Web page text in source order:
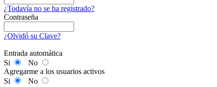
¿Todavía no se ha registrado?
Contraseña
¿Olvidó su Clave?
Entrada automática
Si
No
Agregarme a los usuarios activos
Si
No